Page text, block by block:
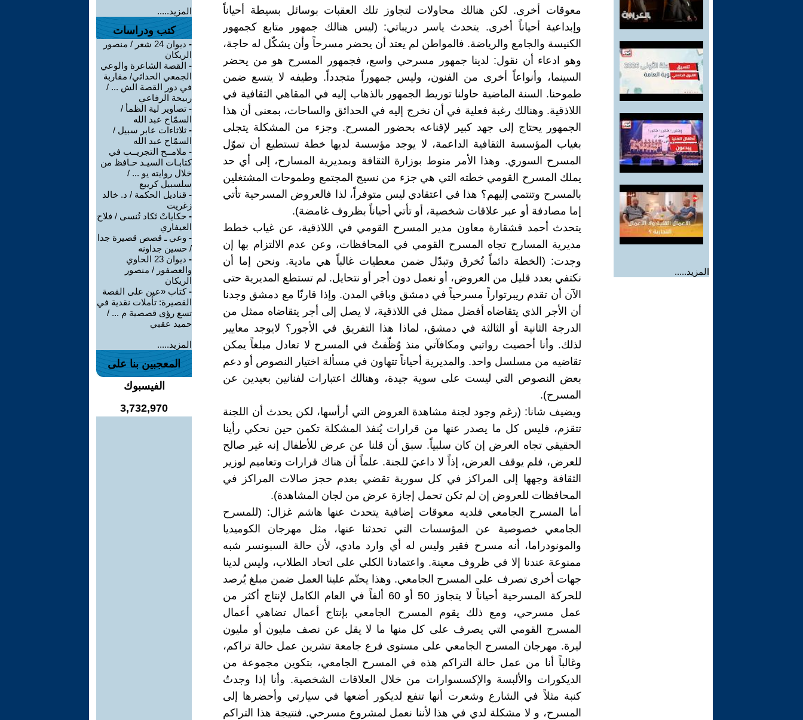
المزيد.....
معوقات أخرى. لكن هنالك محاولات لتجاوز تلك العقبات بوسائل بسيطة أحياناً
وإبداعية أحياناً أخرى. يتحدث ياسر دريباتي: (ليس هنالك جمهور متابع كجمهور
الكنيسة والجامع والرياضة. فالمواطن لم يعتد أن يحضر مسرحاً وأن يشكّل له حاجة،
وهو ادعاء أن نقول: لدينا جمهور مسرحي واسع، فجمهور المسرح هو من يحضر
السينما، وأنواعاً أخرى من الفنون، وليس جمهوراً متجدداً. وطيفه لا يتسع ضمن
طموحنا. السنة الماضية حاولنا توريط الجمهور بالذهاب إليه في المقاهي الثقافية في
اللاذقية. وهنالك رغبة فعلية في أن نخرج إليه في الحدائق والساحات، بمعنى أن هذا
الجمهور يحتاج إلى جهد كبير لإقناعه بحضور المسرح. وجزء من المشكلة يتجلى
بغياب المؤسسة الثقافية الداعمة، لا يوجد مؤسسة لديها خطة تستطيع أن تموّل
المسرح السوري. وهذا الأمر منوط بوزارة الثقافة وبمديرية المسارح، إلى أي حد
يملك المسرح القومي خطته التي هي جزء من نسيج المجتمع وطموحات المشتغلين
بالمسرح وتنتمي إليهم؟ هذا في اعتقادي ليس متوفراً، لذا فالعروض المسرحية تأتي
إما مصادفة أو عبر علاقات شخصية، أو تأتي أحياناً بظروف غامضة).
يتحدث أحمد قشقارة معاون مدير المسرح القومي في اللاذقية، عن غياب خطط
مديرية المسارح تجاه المسرح القومي في المحافظات، وعن عدم الالتزام بها إن
وجدت: (الخطة دائماً تُخرق وتبدّل ضمن معطيات غالباً هي مادية. ونحن إما أن
نكتفي بعدد قليل من العروض، أو نعمل دون أجر أو نتحايل. لم تستطع المديرية حتى
الآن أن تقدم ريبرتواراً مسرحياً في دمشق وباقي المدن. وإذا قارنّا مع دمشق وجدنا
أن الأجر الذي يتقاضاه أفضل ممثل في اللاذقية، لا يصل إلى أجر يتقاضاه ممثل من
الدرجة الثانية أو الثالثة في دمشق، لماذا هذا التفريق في الأجور؟ لايوجد معايير
لذلك. وأنا أحصيت رواتبي ومكافآتي منذ وُظّفتُ في المسرح لا تعادل مبلغاً يمكن
تقاضيه من مسلسل واحد. والمديرية أحياناً تتهاون في مسألة اختيار النصوص أو دعم
بعض النصوص التي ليست على سوية جيدة، وهنالك اعتبارات لفنانين بعيدين عن
المسرح).
ويضيف شانا: (رغم وجود لجنة مشاهدة العروض التي أرأسها، لكن يحدث أن اللجنة
تتقزم، فليس كل ما يصدر عنها من قرارات يُنفذ المشكلة تكمن حين نحكي رأينا
الحقيقي تجاه العرض إن كان سلبياً. سبق أن قلنا عن عرض للأطفال إنه غير صالح
للعرض، فلم يوقف العرض، إذاً لا داعيَ للجنة. علماً أن هناك قرارات وتعاميم لوزير
الثقافة وجهها إلى المراكز في كل سورية تقضي بعدم حجز صالات المراكز في
المحافظات للعروض إن لم تكن تحمل إجازة عرض من لجان المشاهدة).
أما المسرح الجامعي فلديه معوقات إضافية يتحدث عنها هاشم غزال: (للمسرح
الجامعي خصوصية عن المؤسسات التي تحدثنا عنها، مثل مهرجان الكوميديا
والمونودراما، أنه مسرح فقير وليس له أي وارد مادي، لأن حالة السبونسر شبه
ممنوعة عندنا إلا في ظروف معينة. واعتمادنا الكلي على اتحاد الطلاب، وليس لدينا
جهات أخرى تصرف على المسرح الجامعي. وهذا يحتّم علينا العمل ضمن مبلغ يُرصد
للحركة المسرحية أحياناً لا يتجاوز 50 أو 60 ألفاً في العام الكامل لإنتاج أكثر من
عمل مسرحي، ومع ذلك يقوم المسرح الجامعي بإنتاج أعمال تضاهي أعمال
المسرح القومي التي يصرف على كل منها ما لا يقل عن نصف مليون أو مليون
ليرة. مهرجان المسرح الجامعي على مستوى فرع جامعة تشرين عمل حالة تراكم،
وغالباً أنا من عمل حالة التراكم هذه في المسرح الجامعي، بتكوين مجموعة من
الديكورات والألبسة والإكسسوارات من خلال العلاقات الشخصية. وأنا إذا وجدتُ
كنبة مثلاً في الشارع وشعرت أنها تنفع لديكور أضعها في سيارتي وأحضرها إلى
المسرح، و لا مشكلة لدي في هذا لأننا نعمل لمشروع مسرحي. فنتيجة هذا التراكم
المزيد.....
كتب ودراسات
-
ديوان 24 شعر / منصور
الريكان
- القصة الشاعرة والوعي
الجمعي الحداثي/ مقاربة
في دور القصة الش ... /
ربيحة الرفاعي
- تصاوير لية الظمأ /
السمّاح عبد الله
- ثلاثاءات عابر سبيل /
السمّاح عبد الله
- ملامــح التجريــب في
كتابـات السيـد حـافظ من
خلال روايته يو ... /
سلسبيل كريبع
- قناديل الحكمة / د. خالد
زغريت
- حكاياتْ تَكاد تُنسى / فلاح
العيفاري
- وعي ـ قصص قصيرة جدا
/ حسين جداونه
-
ديوان 23 الحاوي
والعصفور / منصور
الريكان
-كتاب «عين على القصة
القصيرة: تأملات نقدية في
تسع رؤى قصصية م ... /
حميد عقبي
المزيد.....
المعجبين بنا على
الفيسبوك
3,732,970